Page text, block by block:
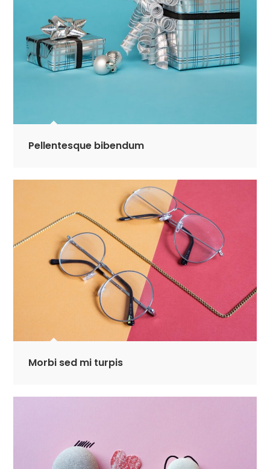
Pellentesque bibendum
Morbi sed mi turpis